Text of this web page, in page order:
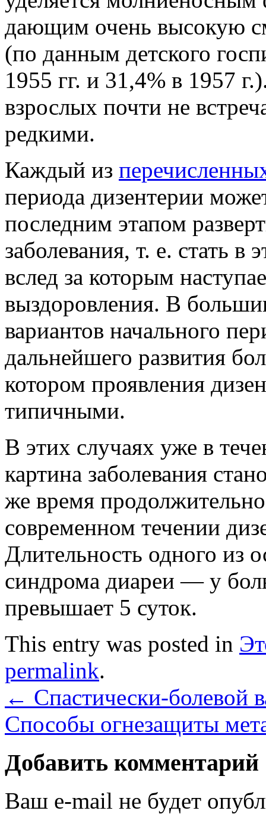
дающим очень высокую
(по данным детского
1955 гг. и 31,4% в 1957
взрослых почти не
редкими.
Каждый из
периода дизентерии
последним этапом
заболевания, т. е. стать в
вслед за которым
выздоровления. В
вариантов начального
дальнейшего развития
котором проявления
типичными.
В этих случаях уже в
картина заболевания
же время
современном течении
Длительность одного
синдрома диареи — у
превышает 5 суток.
This entry was posted in
permalink.
← Спастически-болевой
Способы огнезащиты
Добавить комментарий
Ваш e-mail не будет